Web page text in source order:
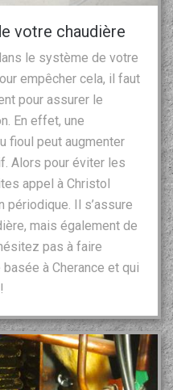
votre chaudière
le système de votre
empêcher cela, il faut
pour assurer le
En effet, une
fioul peut augmenter
Alors pour éviter les
appel à Christol
périodique. Il s’assure
mais également de
pas à faire
à Cherance et qui